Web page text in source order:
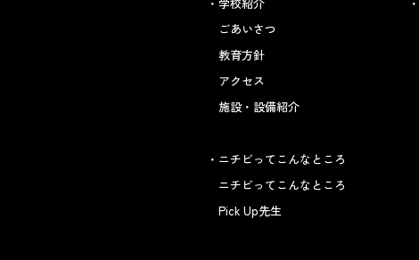
ごあいさつ
教育方針
アクセス
施設・設備紹介
ニチビってこんなところ
ニチビってこんなところ
Pick Up先生